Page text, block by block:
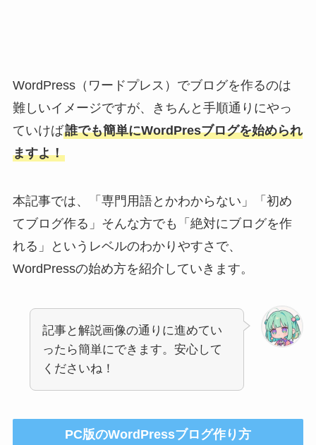
WordPress（ワードプレス）でブログを作るのは
難しいイメージですが、きちんと手順通りにやっ
ていけば誰でも簡単にWordPresブログを始められ
ますよ！
本記事では、「専門用語とかわからない」「初め
てブログ作る」そんな方でも「絶対にブログを作
れる」というレベルのわかりやすさで、
WordPressの始め方を紹介していきます。
記事と解説画像の通りに進めてい
ったら簡単にできます。安心して
くださいね！
PC版のWordPressブログ作り方